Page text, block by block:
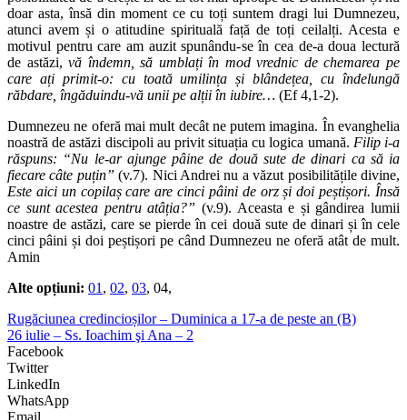
doar asta, însă din moment ce cu toți suntem dragi lui Dumnezeu,
atunci avem și o atitudine spirituală față de toți ceilalți. Acesta e
motivul pentru care am auzit spunându-se în cea de-a doua lectură
de astăzi,vă îndemn, să umblați în mod vrednic de chemarea pe
care ați primit-o: cu toată umilința și blândețea, cu îndelungă
răbdare, îngăduindu-vă unii pe alții în iubire… (Ef 4,1-2).
Dumnezeu ne oferă mai mult decât ne putem imagina. În evanghelia
noastră de astăzi discipoli au privit situația cu logica umană. Filip i-a
răspuns: “Nu le-ar ajunge pâine de două sute de dinari ca să ia
fiecare câte puțin”(v.7). Nici Andrei nu a văzut posibilitățile divine,
Este aici un copilaș care are cinci pâini de orz și doi peștișori. Însă
ce sunt acestea pentru atâția?” (v.9). Aceasta e și gândirea lumii
noastre de astăzi, care se pierde în cei două sute de dinari și în cele
cinci pâini și doi peștișori pe când Dumnezeu ne oferă atât de mult.
Amin
Alte opțiuni: 01 , 02, 03, 04,
Rugăciunea credincioșilor – Duminica a 17-a de peste an (B)
26 iulie – Ss. Ioachim şi Ana – 2
Facebook
Twitter
LinkedIn
WhatsApp
Email